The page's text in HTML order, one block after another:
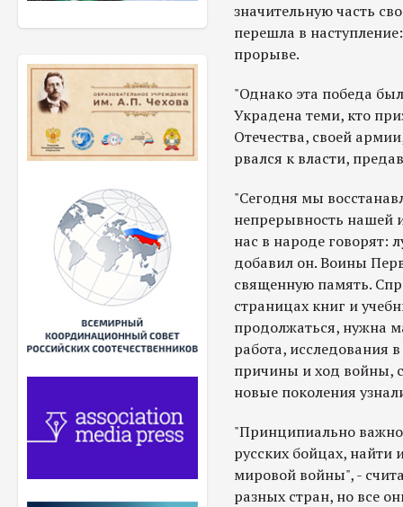
значительную часть
перешла в
прорыве.
"Однако эта победа
Украдена теми, кто
Отечества, своей
рвался к власти,
"Сегодня мы
непрерывность нашей
нас в народе говорят:
добавил он. Воины
священную память.
страницах книг и
продолжаться, нужна
работа, исследования
причины и ход войны,
новые поколения
"Принципиально важно
русских бойцах, найти
мировой войны", -
разных стран, но все